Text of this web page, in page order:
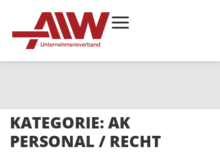
KATEGORIE: AK
PERSONAL / RECHT